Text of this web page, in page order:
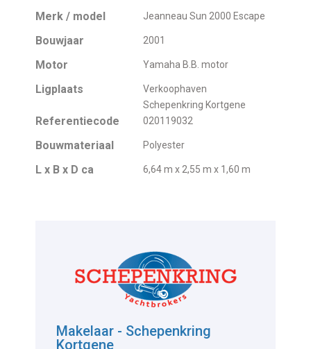
Merk / model Jeanneau Sun 2000 Escape
Bouwjaar 2001
Motor Yamaha B.B. motor
Ligplaats
Verkoophaven
Schepenkring Kortgene
Referentiecode 020119032
Bouwmateriaal Polyester
L x B x D ca 6,64 m x 2,55 m x 1,60 m
Makelaar - Schepenkring
Kortgene